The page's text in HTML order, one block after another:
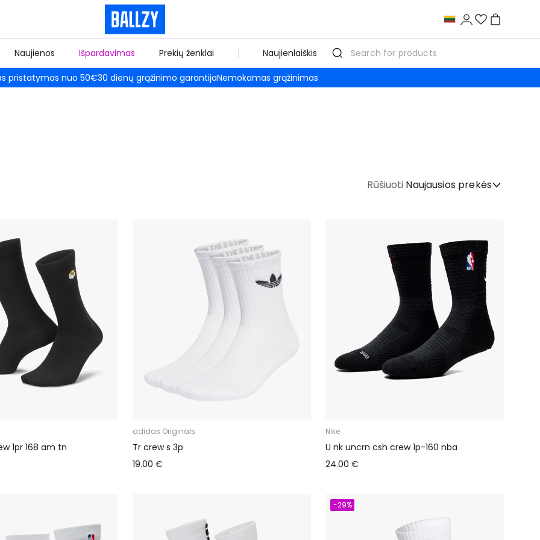
Naujienos Išpardavimas Prekių ženklai Naujienlaiškis
pristatymas nuo 50€30 dienų grąžinimo garantijaNemokamas grąžinimas
Rūšiuoti Naujausios prekės
1pr 168 am tn
adidas Originals
Tr crew s 3p
19.00 €
Nike
U nk uncrn csh crew 1p-160 nba
24.00 €
-29%